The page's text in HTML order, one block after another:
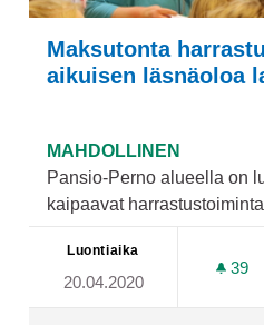
Maksutonta
aikuisen läsnäoloa
MAHDOLLINEN
Pansio-Perno alueella on
kaipaavat
Luontiaika
20.04.2020
39